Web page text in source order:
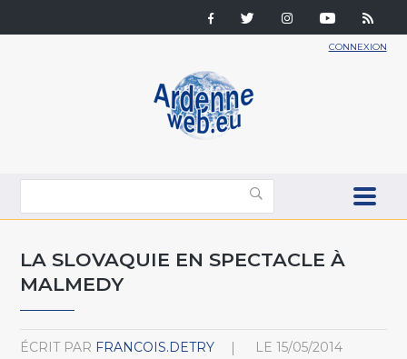
CONNEXION
LA SLOVAQUIE EN SPECTACLE À
MALMEDY
ÉCRIT PAR FRANCOIS.DETRY LE 15/05/2014